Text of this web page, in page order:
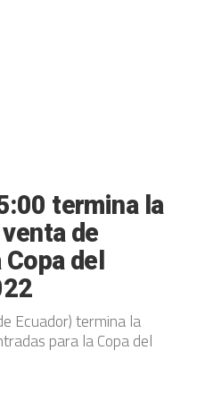
termina la
de
del
Ecuador) termina la
para la Copa del